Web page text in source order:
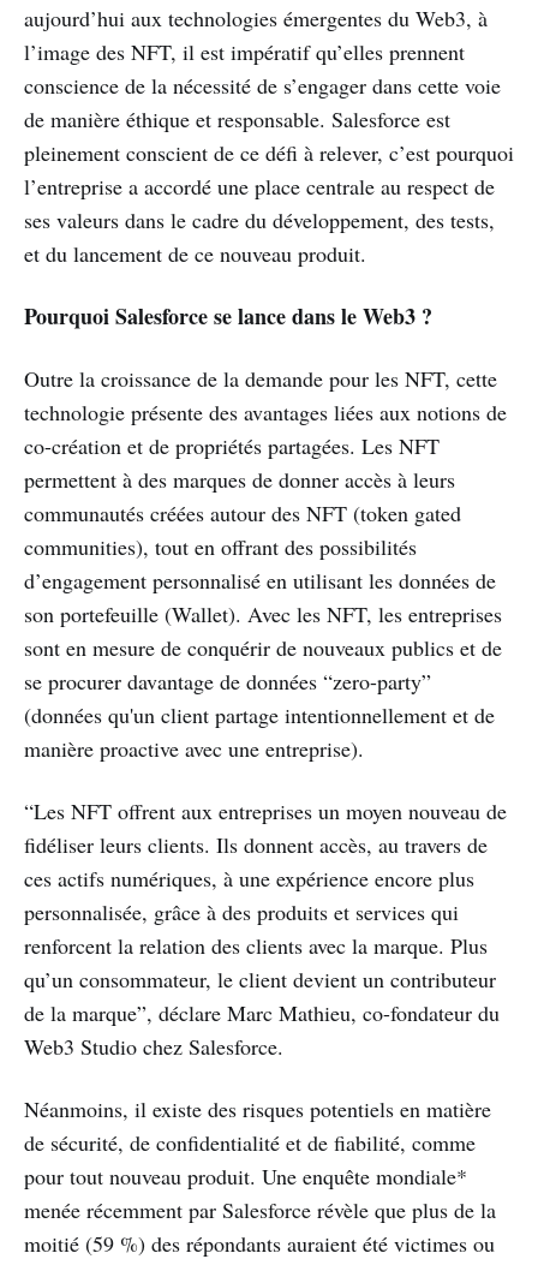
aujourd’hui aux technologies émergentes du Web3, à
l’image des NFT, il est impératif qu’elles prennent
conscience de la nécessité de s’engager dans cette voie
de manière éthique et responsable. Salesforce est
pleinement conscient de ce défi à relever, c’est pourquoi
l’entreprise a accordé une place centrale au respect de
ses valeurs dans le cadre du développement, des tests,
et du lancement de ce nouveau produit.
Pourquoi Salesforce se lance dans le Web3 ?
Outre la croissance de la demande pour les NFT, cette
technologie présente des avantages liées aux notions de
co-création et de propriétés partagées. Les NFT
permettent à des marques de donner accès à leurs
communautés créées autour des NFT (token gated
communities), tout en offrant des possibilités
d’engagement personnalisé en utilisant les données de
son portefeuille (Wallet). Avec les NFT, les entreprises
sont en mesure de conquérir de nouveaux publics et de
se procurer davantage de données “zero-party”
(données qu'un client partage intentionnellement et de
manière proactive avec une entreprise).
“Les NFT offrent aux entreprises un moyen nouveau de
fidéliser leurs clients. Ils donnent accès, au travers de
ces actifs numériques, à une expérience encore plus
personnalisée, grâce à des produits et services qui
renforcent la relation des clients avec la marque. Plus
qu’un consommateur, le client devient un contributeur
de la marque”, déclare Marc Mathieu, co-fondateur du
Web3 Studio chez Salesforce.
Néanmoins, il existe des risques potentiels en matière
de sécurité, de confidentialité et de fiabilité, comme
pour tout nouveau produit. Une enquête mondiale*
menée récemment par Salesforce révèle que plus de la
moitié (59 %) des répondants auraient été victimes ou